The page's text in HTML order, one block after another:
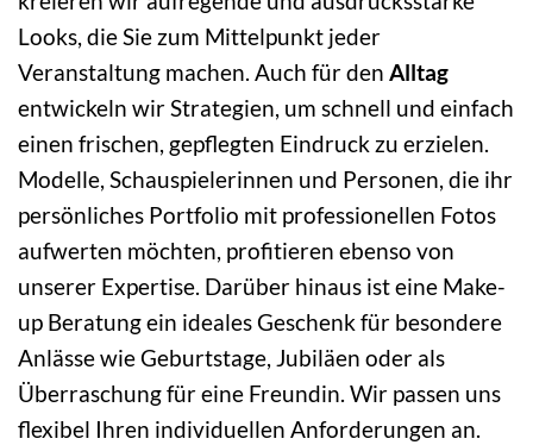
Looks, die Sie zum Mittelpunkt jeder
Veranstaltung machen. Auch für den Alltag
entwickeln wir Strategien, um schnell und einfach
einen frischen, gepflegten Eindruck zu erzielen.
Modelle, Schauspielerinnen und Personen, die ihr
persönliches Portfolio mit professionellen Fotos
aufwerten möchten, profitieren ebenso von
unserer Expertise. Darüber hinaus ist eine Make-
up Beratung ein ideales Geschenk für besondere
Anlässe wie Geburtstage, Jubiläen oder als
Überraschung für eine Freundin. Wir passen uns
flexibel Ihren individuellen Anforderungen an.